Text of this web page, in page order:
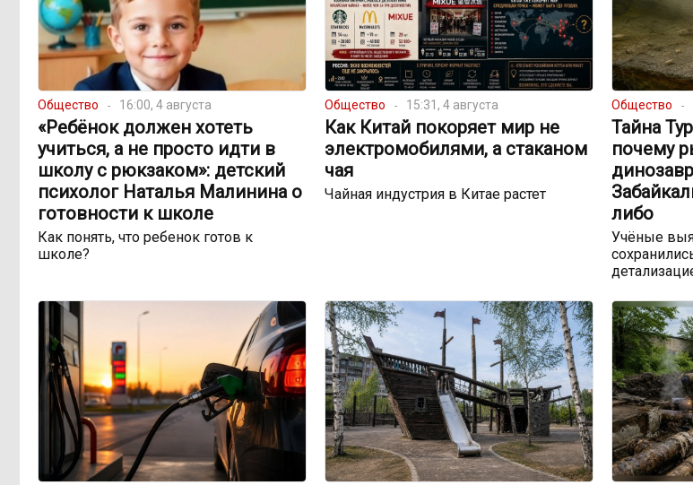
Общество 16:00, 4 августа
«Ребёнок должен хотеть
учиться, а не просто идти в
школу с рюкзаком»: детский
психолог Наталья Малинина о
готовности к школе
Как понять, что ребенок готов к
школе?
Общество 15:31, 4 августа
Как Китай покоряет мир не
электромобилями, а стаканом
чая
Чайная индустрия в Китае растет
Общество
Тайна
почему
либо
Учёные